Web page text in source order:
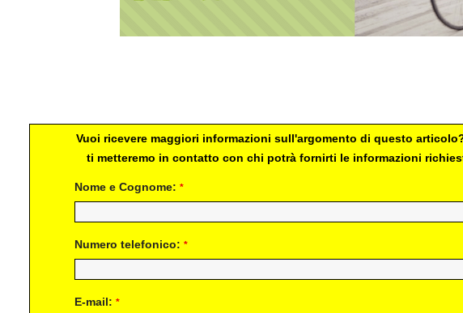
Vuoi ricevere maggiori informazioni sull'argomento di questo
ti metteremo in contatto con chi potrà fornirti le informazioni
Nome e Cognome: *
Numero telefonico: *
E-mail: *